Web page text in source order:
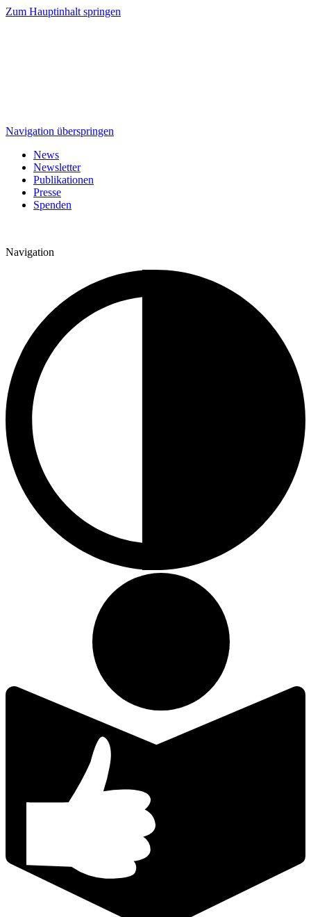
Zum Hauptinhalt springen
Navigation überspringen
News
Newsletter
Publikationen
Presse
Spenden
Navigation